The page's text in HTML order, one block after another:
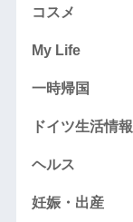
コスメ
My Life
一時帰国
ドイツ生活情報
ヘルス
妊娠・出産